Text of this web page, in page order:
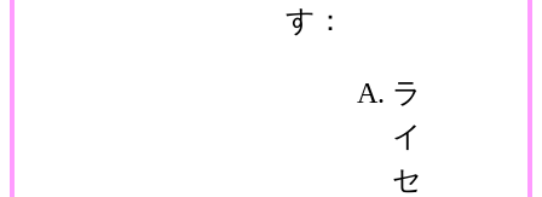
す：
ラ
イ
セ